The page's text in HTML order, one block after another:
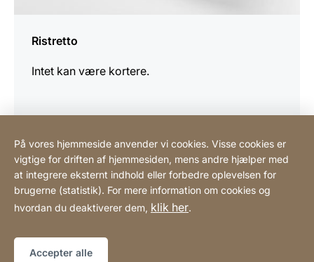
Ristretto
Intet kan være kortere.
Scandinavian Coffee System ApS
information]
Lovmæssig information
Tilgængelighedserklæring
På vores hjemmeside anvender vi cookies. Visse cookies er
vigtige for driften af hjemmesiden, mens andre hjælper med
at integrere eksternt indhold eller forbedre oplevelsen for
brugerne (statistik). For mere information om cookies og
hvordan du deaktiverer dem, klik her.
Accepter alle